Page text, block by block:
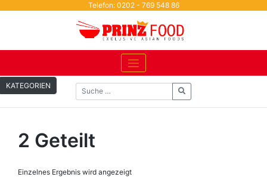
Telefon: 0202 - 769 548 86
KATEGORIEN
2 Geteilt
Einzelnes Ergebnis wird angezeigt